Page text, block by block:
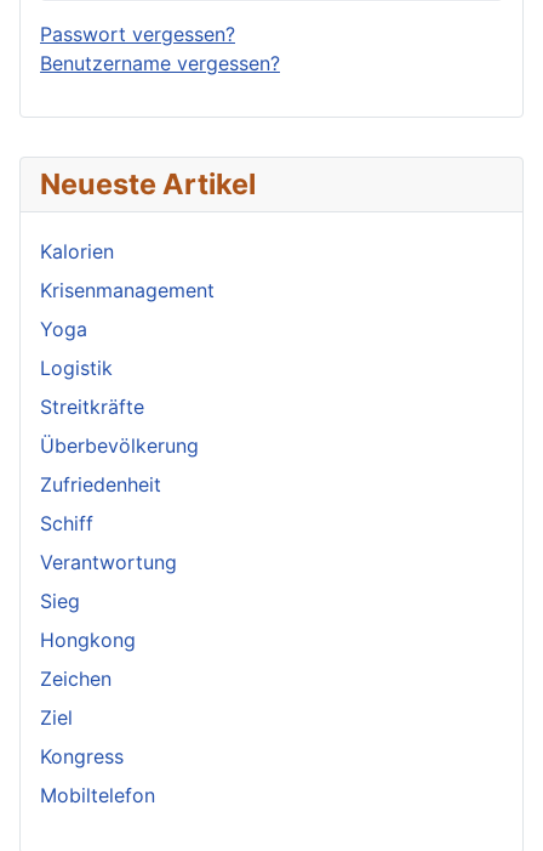
Neueste Artikel
Kalorien
Krisenmanagement
Yoga
Logistik
Streitkräfte
Überbevölkerung
Zufriedenheit
Schiff
Verantwortung
Sieg
Hongkong
Zeichen
Ziel
Kongress
Mobiltelefon
Passwort vergessen?
Benutzername vergessen?